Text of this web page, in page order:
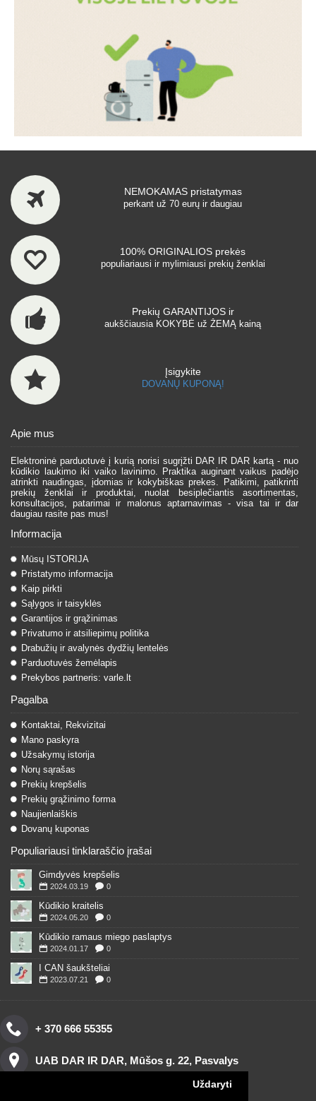
Uždaryti
NEMOKAMAS pristatymas
perkant už 70 eurų ir daugiau
100% ORIGINALIOS prekės
populiariausi ir mylimiausi prekių ženklai
Prekių GARANTIJOS ir
aukščiausia KOKYBĖ už ŽEMĄ kainą
Įsigykite
DOVANŲ KUPONĄ!
Apie mus
Elektroninė parduotuvė į kurią norisi sugrįžti DAR IR DAR kartą - nuo
kūdikio laukimo iki vaiko lavinimo. Praktika auginant vaikus padėjo
atrinkti naudingas, įdomias ir kokybiškas prekes. Patikimi, patikrinti
prekių ženklai ir produktai, nuolat besiplečiantis asortimentas,
konsultacijos, patarimai ir malonus aptarnavimas - visa tai ir dar
daugiau rasite pas mus!
Informacija
Mūsų ISTORIJA
Pristatymo informacija
Kaip pirkti
Sąlygos ir taisyklės
Garantijos ir grąžinimas
Privatumo ir atsiliepimų politika
Drabužių ir avalynės dydžių lentelės
Parduotuvės žemėlapis
Prekybos partneris: varle.lt
Pagalba
Kontaktai, Rekvizitai
Mano paskyra
Užsakymų istorija
Norų sąrašas
Prekių krepšelis
Prekių grąžinimo forma
Naujienlaiškis
Dovanų kuponas
Populiariausi tinklaraščio įrašai
Gimdyvės krepšelis
2024.03.19 0
Kūdikio kraitelis
2024.05.20 0
Kūdikio ramaus miego paslaptys
2024.01.17 0
I CAN šaukšteliai
2023.07.21 0
+ 370 666 55355
UAB DAR IR DAR, Mūšos g. 22, Pasvalys